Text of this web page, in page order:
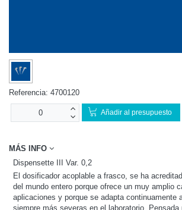
Referencia: 4700120
Añadir al presupuesto
MÁS INFO
Dispensette III Var. 0,2
El dosificador acoplable a frasco, se ha
del mundo entero porque ofrece un muy amplio
aplicaciones y porque se adapta continuamente
siempre más severas en el laboratorio. Pensada